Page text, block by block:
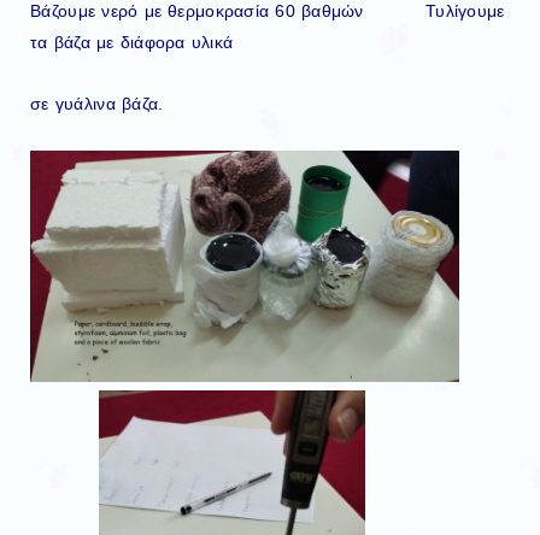
Βάζουμε νερό με θερμοκρασία 60 βαθμών Τυλίγουμε
τα βάζα με διάφορα υλικά
σε γυάλινα βάζα.